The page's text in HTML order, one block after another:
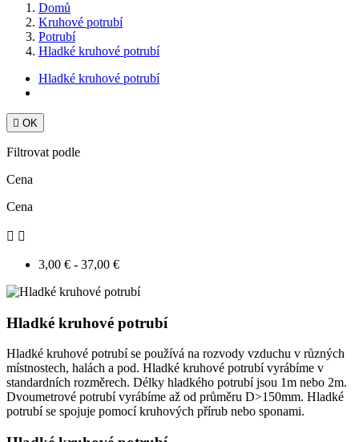
Domů
Kruhové potrubí
Potrubí
Hladké kruhové potrubí
Hladké kruhové potrubí
 OK
Filtrovat podle
Cena
Cena
 
3,00 € - 37,00 €
Hladké kruhové potrubí
Hladké kruhové potrubí se používá na rozvody vzduchu v různých
místnostech, halách a pod. Hladké kruhové potrubí vyrábíme v
standardních rozměrech. Délky hladkého potrubí jsou 1m nebo 2m.
Dvoumetrové potrubí vyrábíme až od průměru D>150mm. Hladké
potrubí se spojuje pomocí kruhových přírub nebo sponami.